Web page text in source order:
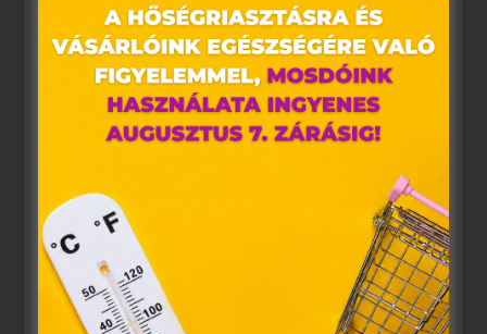
Weboldalunkon „cookie"-kat (továbbiakban „süti")
alkalmazunk. Ezek olyan fájlok, melyek információt
tárolnak webes böngészőjében. Ehhez az Ön
hozzájárulása szükséges.
A „sütiket" az elektronikus hírközlésről szóló 2003. évi C.
törvény, az elektronikus kereskedelmi szolgáltatások, az
információs társadalommal összefüggő szolgáltatások
egyes kérdéseiről szóló 2001. évi CVIII. törvény, valamint
az Európai Unió előírásainak megfelelően használjuk.
Azon weblapoknak, melyek az Európai Unió országain
belül működnek, a „sütik" használatához, és ezeknek a
felhasználó számítógépén vagy egyéb eszközén történő
tárolásához a felhasználók hozzájárulását kell kérniük.